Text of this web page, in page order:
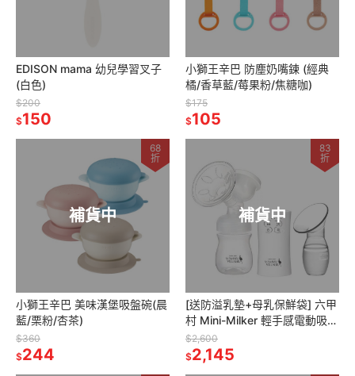
EDISON mama 幼兒學習叉子
(白色)
$200
$150
小獅王辛巴 防塵奶嘴鍊 (經典
橘/香草藍/莓果粉/焦糖咖)
$175
$105
補貨中
68
折
小獅王辛巴 美味漢堡吸盤碗(晨
藍/栗粉/杏茶)
$360
$244
補貨中
83
折
[送防溢乳墊+母乳保鮮袋] 六甲
村 Mini-Milker 輕手感電動吸乳
器+隨手吸真空集乳瓶(附防塵
防漏蓋)
$2,600
$2,145